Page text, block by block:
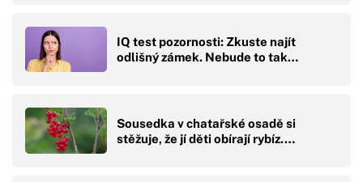
IQ test pozornosti: Zkuste najít
odlišný zámek. Nebude to tak…
Sousedka v chatařské osadě si
stěžuje, že jí děti obírají rybíz.…